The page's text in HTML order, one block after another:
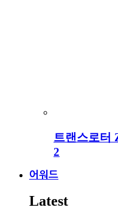
트랜스로터
2
어워드
Latest